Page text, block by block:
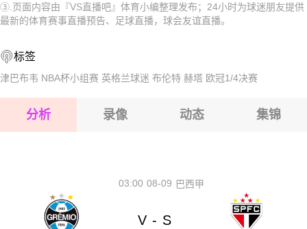
2026-08-17 【球会友谊】 艾尔德里联VS福尔柯克
2026-08-17 【球会友谊】 艾尔德里联VS福尔柯克
2026-08-17 【球会友谊】 艾尔德里联VS福尔柯克
③.页面内容由『VS直播吧』体育小编整理发布；24小时为球迷朋友提供
最新的体育赛事直播预告、足球直播，球会友谊直播。
标签
津巴布韦 NBA杯小组赛 英格兰球迷 布伦特 赫塔 欧冠1/4决赛
分析 录像 动态 集锦
08-09
03:00 巴西甲
V - S